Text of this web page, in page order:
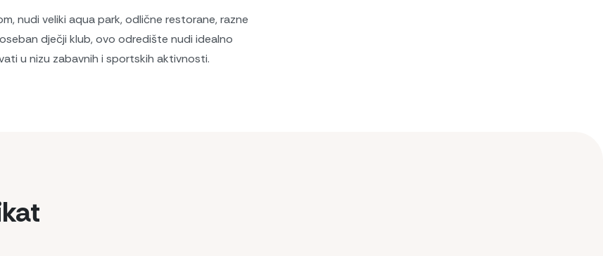
nudi veliki aqua park, odlične restorane, razne
dječji klub, ovo odredište nudi idealno
u nizu zabavnih i sportskih aktivnosti.